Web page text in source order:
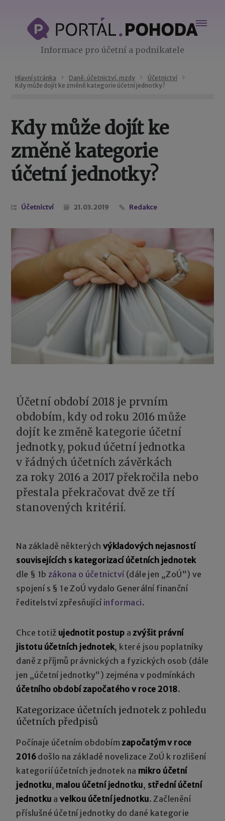
Informace pro účetní a podnikatele
Hlavní stránka Daně, účetnictví, mzdy
Účetnictví
Kdy může dojít ke změně kategorie účetní jednotky?
Kdy může dojít ke
změně kategorie
účetní jednotky?
Účetnictví 21. 03. 2019 Redakce
Účetní období 2018 je prvním
obdobím, kdy od roku 2016 může
dojít ke změně kategorie účetní
jednotky, pokud účetní jednotka
v řádných účetních závěrkách
za roky 2016 a 2017 překročila nebo
přestala překračovat dvě ze tří
stanovených kritérií.
Na základě některých výkladových nejasností
souvisejících s kategorizací účetních jednotek
dle § 1b zákona o účetnictví (dále jen „ZoÚ“) ve
spojení s § 1e ZoÚ vydalo Generální finanční
ředitelství zpřesňující informaci.
Chce totiž ujednotit postup azvýšit právní
jistotu účetních jednotek, které jsou poplatníky
daně z příjmů právnických a fyzických osob (dále
jen „účetní jednotky“) zejména v podmínkách
účetního období započatého v roce 2018.
Kategorizace účetních jednotek z pohledu
účetních předpisů
Počínaje účetním obdobímzapočatým v roce
2016 došlo na základě novelizace ZoÚ k rozlišení
kategorií účetních jednotek na mikro účetní
jednotku, malou účetní jednotku, střední účetní
jednotku a velkou účetní jednotku. Začlenění
příslušné účetní jednotky do dané kategorie